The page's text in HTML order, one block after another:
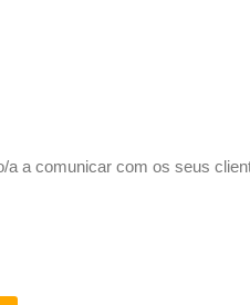
a a comunicar com os seus